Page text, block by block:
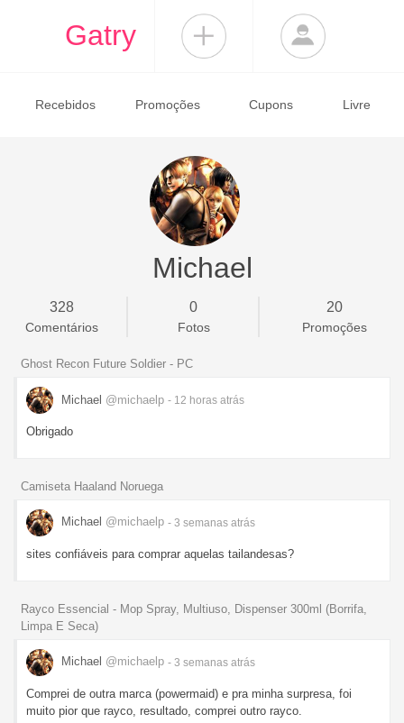
Gatry
Recebidos Promoções Cupons Livre
Michael
328
Comentários
0
Fotos
20
Promoções
Ghost Recon Future Soldier - PC
Michael @michaelp - 12 horas atrás
Obrigado
Camiseta Haaland Noruega
Michael @michaelp - 3 semanas atrás
sites confiáveis para comprar aquelas tailandesas?
Rayco Essencial - Mop Spray, Multiuso, Dispenser 300ml (Borrifa,
Limpa E Seca)
Michael @michaelp - 3 semanas atrás
Comprei de outra marca (powermaid) e pra minha surpresa, foi
muito pior que rayco, resultado, comprei outro rayco.